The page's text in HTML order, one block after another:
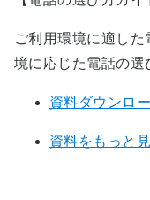
ご利用環境に適し
境に応じた電話の選
資料ダウンロ
資料をもっと